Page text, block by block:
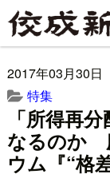
2017年03月30日
特集
「所得再
なるのか
ウム『“格